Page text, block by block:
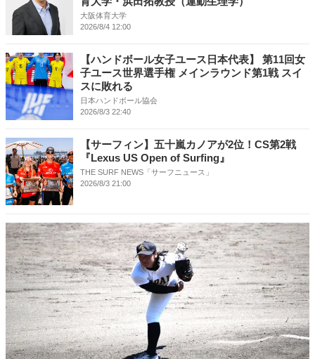
大阪体育大学
2026/8/4 12:00
【ハンドボール女子ユース日本代表】 第11回女
子ユース世界選手権 メインラウンド第1戦 スイ
スに敗れる
日本ハンドボール協会
2026/8/3 22:40
【サーフィン】五十嵐カノアが2位！CS第2戦
『Lexus US Open of Surfing』
THE SURF NEWS「サーフニュース」
2026/8/3 21:00